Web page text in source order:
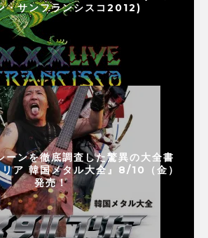
・サンフランシスコ2012)
ーンを徹底調査した驚異の大全書
リア 韓国メタル大全』8/10（金）
発売！